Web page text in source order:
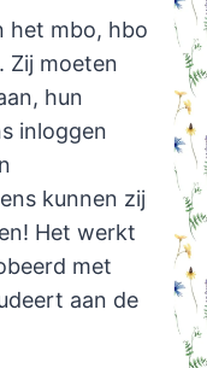
het mbo, hbo
Zij moeten
hun
inloggen
kunnen zij
Het werkt
met
aan de